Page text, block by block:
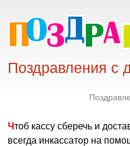
Поздравления с
Чтоб кассу сберечь и
всегда инкассатор на